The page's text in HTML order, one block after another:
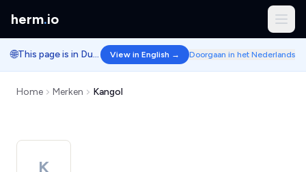
herm.io
🌐 This page is in Dutch. View in English → Doorgaan in het Nederlands
Home Merken Kangol
K